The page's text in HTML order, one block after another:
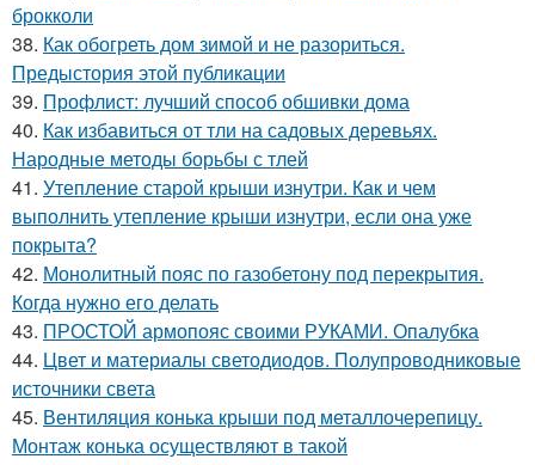
брокколи
38. Как обогреть дом зимой и не разориться.
Предыстория этой публикации
39. Профлист: лучший способ обшивки дома
40. Как избавиться от тли на садовых деревьях.
Народные методы борьбы с тлей
41. Утепление старой крыши изнутри. Как и чем
выполнить утепление крыши изнутри, если она уже
покрыта?
42. Монолитный пояс по газобетону под перекрытия.
Когда нужно его делать
43. ПРОСТОЙ армопояс своими РУКАМИ. Опалубка
44. Цвет и материалы светодиодов. Полупроводниковые
источники света
45. Вентиляция конька крыши под металлочерепицу.
Монтаж конька осуществляют в такой